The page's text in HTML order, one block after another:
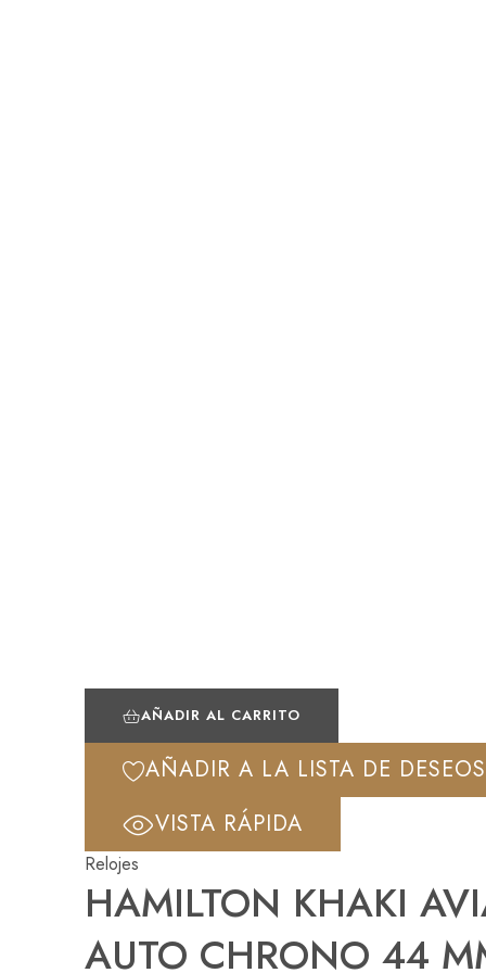
AÑADIR AL CARRITO
AÑADIR A LA LISTA DE DESEOS
VISTA RÁPIDA
Relojes
HAMILTON KHAKI
AUTO CHRONO 44